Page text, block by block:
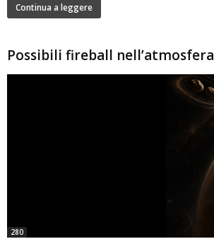
Continua a leggere
Possibili fireball
280